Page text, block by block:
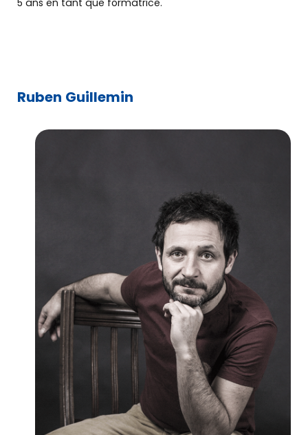
Ruben Guillemin